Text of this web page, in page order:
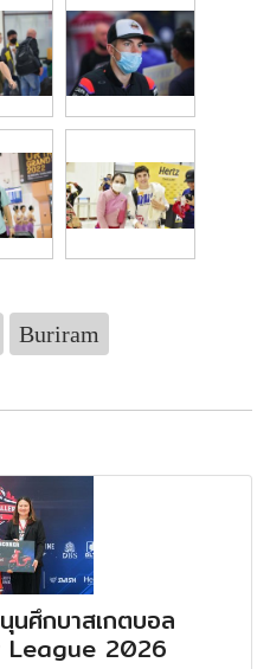
Buriram
นศึกบาสเกตบอล
League 2026